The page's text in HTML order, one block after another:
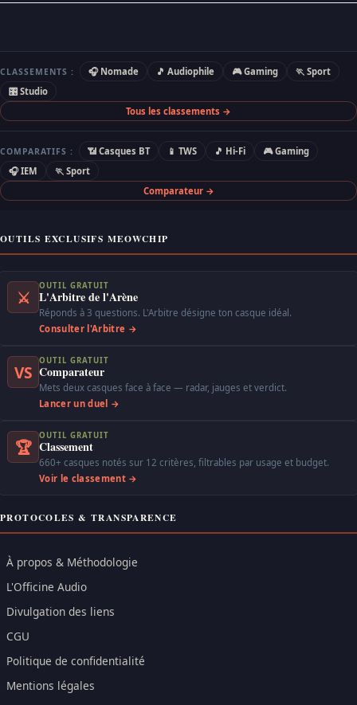
CLASSEMENTS : 🎧 Nomade 🎵 Audiophile 🎮 Gaming
🏃 Sport
🎛 Studio
Tous les classements →
COMPARATIFS : 📶 Casques BT 📱 TWS 🎵 Hi-Fi
🎮 Gaming
🎧 IEM
🏃 Sport
Comparateur →
OUTILS EXCLUSIFS MEOWCHIP
⚔
OUTIL GRATUIT
L'Arbitre de l'Arène
Réponds à 3 questions. L'Arbitre désigne ton casque idéal.
Consulter l'Arbitre →
VS
OUTIL GRATUIT
Comparateur
Mets deux casques face à face — radar, jauges et verdict.
Lancer un duel →
🏆
OUTIL GRATUIT
Classement
660+ casques notés sur 12 critères, filtrables par usage et budget.
Voir le classement →
PROTOCOLES & TRANSPARENCE
À propos & Méthodologie
L'Officine Audio
Divulgation des liens
CGU
Politique de confidentialité
Mentions légales